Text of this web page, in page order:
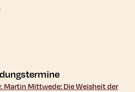
Martin Mittwede: Die Weisheit der